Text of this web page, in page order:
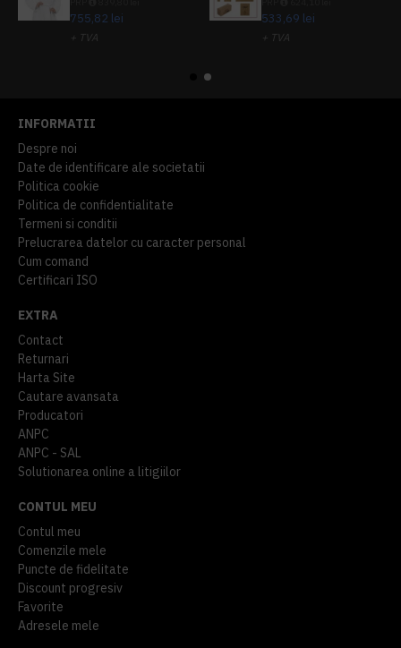
755,82 lei
+ TVA
533,69 lei
+ TVA
INFORMATII
Despre noi
Date de identificare ale societatii
Politica cookie
Politica de confidentialitate
Termeni si conditii
Prelucrarea datelor cu caracter personal
Cum comand
Certificari ISO
EXTRA
Contact
Returnari
Harta Site
Cautare avansata
Producatori
ANPC
ANPC - SAL
Solutionarea online a litigiilor
CONTUL MEU
Contul meu
Comenzile mele
Puncte de fidelitate
Discount progresiv
Favorite
Adresele mele